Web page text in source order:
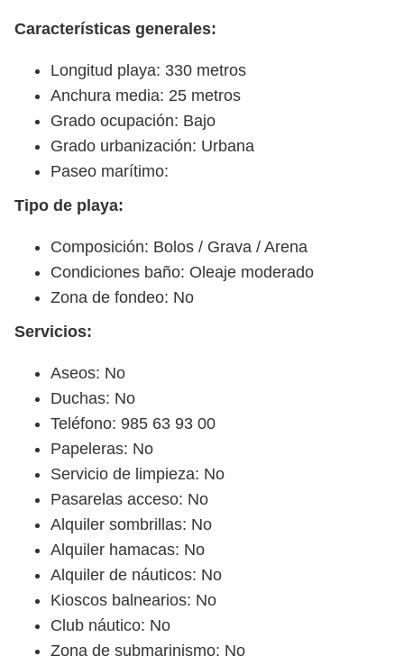
Características generales:
Longitud playa: 330 metros
Anchura media: 25 metros
Grado ocupación: Bajo
Grado urbanización: Urbana
Paseo marítimo:
Tipo de playa:
Composición: Bolos / Grava / Arena
Condiciones baño: Oleaje moderado
Zona de fondeo: No
Servicios:
Aseos: No
Duchas: No
Teléfono: 985 63 93 00
Papeleras: No
Servicio de limpieza: No
Pasarelas acceso: No
Alquiler sombrillas: No
Alquiler hamacas: No
Alquiler de náuticos: No
Kioscos balnearios: No
Club náutico: No
Zona de submarinismo: No